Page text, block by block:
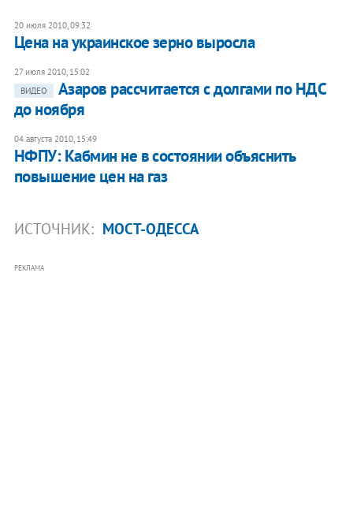
20 июля 2010, 09:32
Цена на украинское зерно выросла
27 июля 2010, 15:02
ВИДЕО
Азаров рассчитается с долгами по НДС
до ноября
04 августа 2010, 15:49
НФПУ: Кабмин не в состоянии объяснить
повышение цен на газ
ИСТОЧНИК: МОСТ-ОДЕССА
РЕКЛАМА